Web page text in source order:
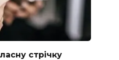
стрічку